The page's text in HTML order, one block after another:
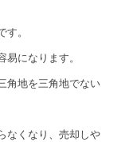
。
になります。
角地を三角地でない
なくなり、売却しや